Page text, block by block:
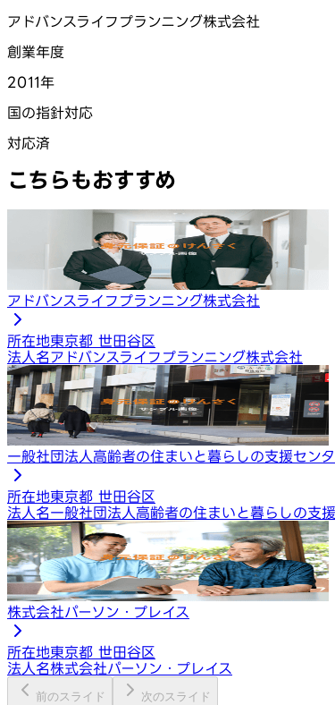
アドバンスライフプランニング株式会社
創業年度
2011年
国の指針対応
対応済
こちらもおすすめ
アドバンスライフプランニング株式会社
所在地東京都 世田谷区
法人名アドバンスライフプランニング株式会社
一般社団法人高齢者の住まいと暮らしの支援セン
所在地東京都 世田谷区
法人名一般社団法人高齢者の住まいと暮らしの支
株式会社パーソン・プレイス
所在地東京都 世田谷区
法人名株式会社パーソン・プレイス
前のスライド 次のスライド